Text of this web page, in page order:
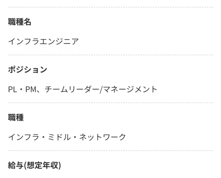
職種名
インフラエンジニア
ポジション
PL・PM、チームリーダー/マネージメント
職種
インフラ・ミドル・ネットワーク
給与(想定年収)